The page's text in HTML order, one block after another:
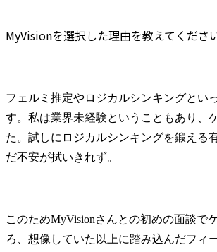
MyVisionを選択した理由を教えてくださ
フェルミ推定やロジカルシンキングとい
す。私は業界未経験ということもあり、
た。試しにロジカルシンキングを鍛える
だ不安が拭いきれず。
このためMyVisionさんとの初めの面談で
ろ、想像していた以上に踏み込んだフィ